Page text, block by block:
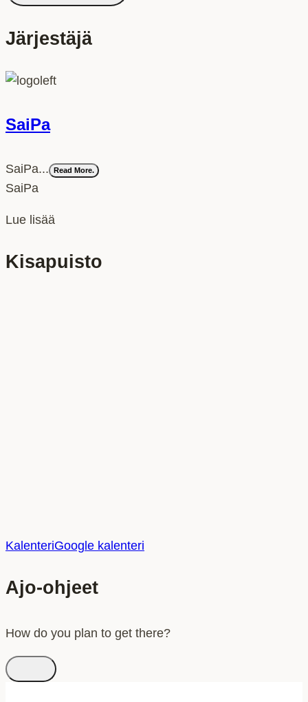
Järjestäjä
SaiPa
SaiPa... Read More.
SaiPa
Lue lisää
Kisapuisto
KalenteriGoogle kalenteri
Ajo-ohjeet
How do you plan to get there?